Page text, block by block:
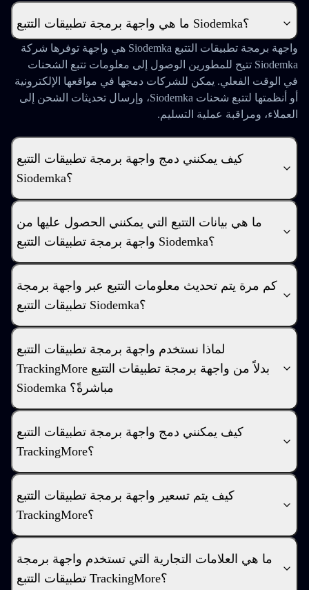
ما هي واجهة برمجة تطبيقات التتبع Siodemka؟
واجهة برمجة تطبيقات التتبع Siodemka هي واجهة توفرها شركة
Siodemka تتيح للمطورين الوصول إلى معلومات تتبع الشحنات
في الوقت الفعلي. يمكن للشركات دمجها في مواقعها الإلكترونية
أو أنظمتها لتتبع شحنات Siodemka، وإرسال تحديثات الشحن إلى
العملاء، ومراقبة عملية التسليم.
كيف يمكنني دمج واجهة برمجة تطبيقات التتبع
Siodemka؟
ما هي بيانات التتبع التي يمكنني الحصول عليها من
واجهة برمجة تطبيقات التتبع Siodemka؟
كم مرة يتم تحديث معلومات التتبع عبر واجهة برمجة
تطبيقات التتبع Siodemka؟
لماذا نستخدم واجهة برمجة تطبيقات التتبع
TrackingMore بدلاً من واجهة برمجة تطبيقات التتبع
Siodemka مباشرةً؟
كيف يمكنني دمج واجهة برمجة تطبيقات التتبع
TrackingMore؟
كيف يتم تسعير واجهة برمجة تطبيقات التتبع
TrackingMore؟
ما هي العلامات التجارية التي تستخدم واجهة برمجة
تطبيقات التتبع TrackingMore؟